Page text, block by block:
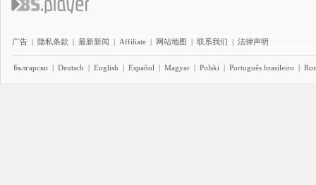
广告 | 隐私条款 | 最新新闻 | Affiliate | 网站地图 | 联系我们 | 法律声明
Български | Deutsch | English | Español | Magyar | Polski | Português brasileiro |